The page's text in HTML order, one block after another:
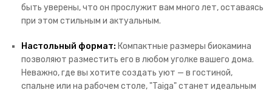
быть уверены, что он прослужит вам много лет, оставаясь
при этом стильным и актуальным.
Настольный формат: Компактные размеры биокамина
позволяют разместить его в любом уголке вашего дома.
Неважно, где вы хотите создать уют — в гостиной,
спальне или на рабочем столе, "Taiga" станет идеальным